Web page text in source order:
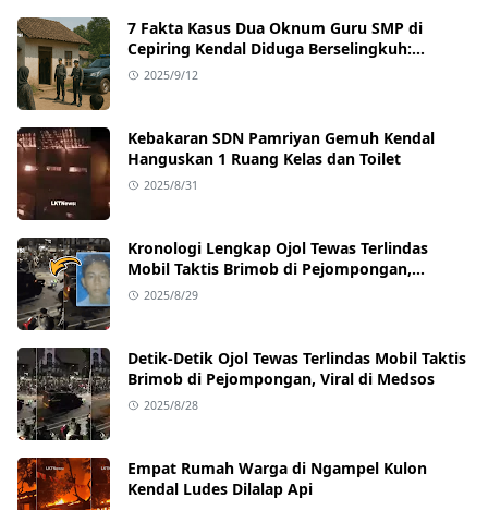
7 Fakta Kasus Dua Oknum Guru SMP di
Cepiring Kendal Diduga Berselingkuh:
Kronologi, Pengakuan, hingga Sanksi
2025/9/12
Kebakaran SDN Pamriyan Gemuh Kendal
Hanguskan 1 Ruang Kelas dan Toilet
2025/8/31
Kronologi Lengkap Ojol Tewas Terlindas
Mobil Taktis Brimob di Pejompongan,
Ternyata Sedang Antar Orderan
2025/8/29
Detik-Detik Ojol Tewas Terlindas Mobil Taktis
Brimob di Pejompongan, Viral di Medsos
2025/8/28
Empat Rumah Warga di Ngampel Kulon
Kendal Ludes Dilalap Api